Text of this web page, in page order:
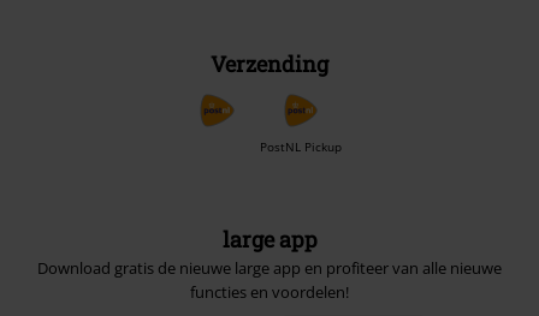
Verzending
PostNL Pickup
large app
Download gratis de nieuwe large app en profiteer van alle nieuwe
functies en voordelen!